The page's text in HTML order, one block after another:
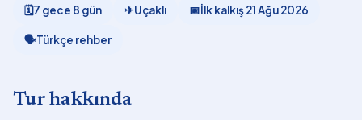
🗓7 gece 8 gün ✈Uçaklı 📅İlk kalkış21 Ağu 2026
🗣Türkçe rehber
Tur hakkında